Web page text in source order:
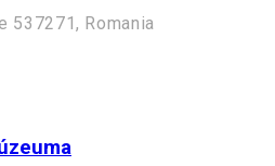
537271, Romania